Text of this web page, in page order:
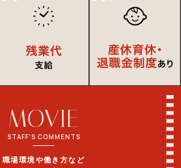
MOVIE
STAFF’S COMMENTS
職場環境や働き方など